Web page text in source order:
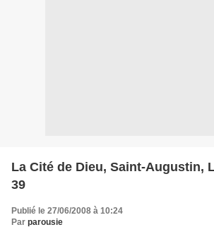
La Cité de Dieu, Saint-Augustin,
39
Publié le 27/06/2008 à 10:24
Par parousie